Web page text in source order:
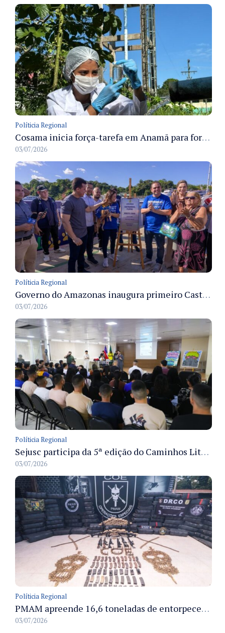
Políticia Regional
Cosama inicia força-tarefa em Anamã para fortalecer abastecimento de água e segurança hídrica da população
03/07/2026
Políticia Regional
Governo do Amazonas inaugura primeiro Castramóvel Fluvial para atendimento veterinário às comunidades ribeirinhas e castração gratuita
03/07/2026
Políticia Regional
Sejusc participa da 5ª edição do Caminhos Literários com foco na cultura hip-hop nas unidades socioeducativas
03/07/2026
Políticia Regional
PMAM apreende 16,6 toneladas de entorpecentes e registra aumento nas prisões em flagrante e nas capturas de foragidos no primeiro semestre de 2026
03/07/2026